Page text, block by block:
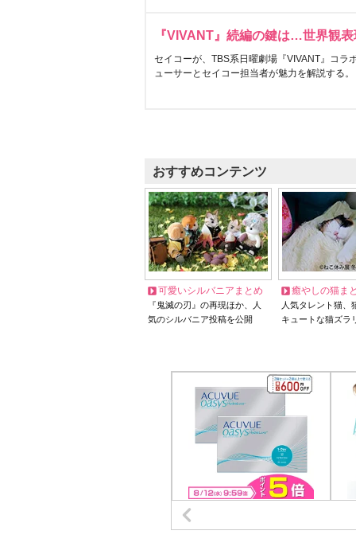
『VIVANT』続編の鍵は…世界観
セイコーが、TBS系日曜劇場『VIVANT』コラ
ューサーとセイコー担当者が魅力を解説する。
おすすめコンテンツ
可愛いシルバニアまとめ
『鬼滅の刃』の再現ほか、人
気のシルバニア投稿を公開
癒やしの猫ま
人気タレント猫
キュートな猫ズラ